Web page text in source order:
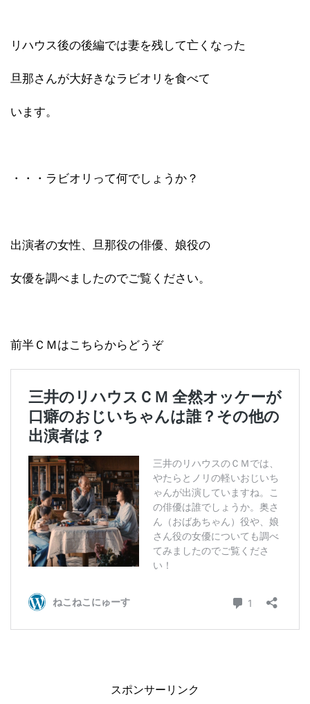
リハウス後の後編では妻を残して亡くなった
旦那さんが大好きなラビオリを食べて
います。
・・・ラビオリって何でしょうか？
出演者の女性、旦那役の俳優、娘役の
女優を調べましたのでご覧ください。
前半ＣＭはこちらからどうぞ
スポンサーリンク